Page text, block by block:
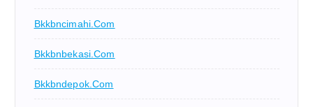
Bkkbncimahi.com
Bkkbnbekasi.com
Bkkbndepok.com